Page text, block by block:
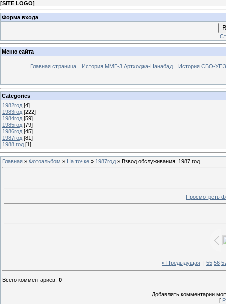
[SITE LOGO]
Форма входа
Меню сайта
Главная страница История ММГ-3 Артходжа-Нанабад История СБО-УПЗ
Categories
1982год [4]
1983год [222]
1984год [59]
1985год [79]
1986год [45]
1987год [81]
1988 год [1]
Главная » Фотоальбом » На точке » 1987год » Взвод обслуживания. 1987 год.
Просмотреть
« Предыдущая 55 56
Всего комментариев: 0
Добавлять комментарии
[